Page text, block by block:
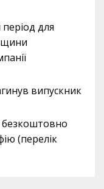
для
випускник
(перелік